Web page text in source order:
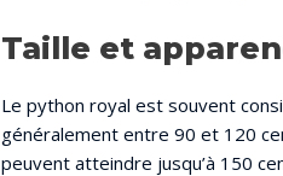
Taille et
Le python royal est souvent
généralement entre 90 et 120
peuvent atteindre jusqu’à 150